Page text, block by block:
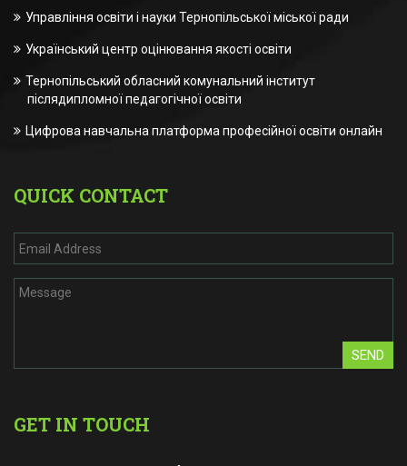
Управління освіти і науки Тернопільської міської ради
Український центр оцінювання якості освіти
Тернопільський обласний комунальний інститут
післядипломної педагогічної освіти
Цифрова навчальна платформа професійної освіти онлайн
QUICK CONTACT
SEND
GET IN TOUCH